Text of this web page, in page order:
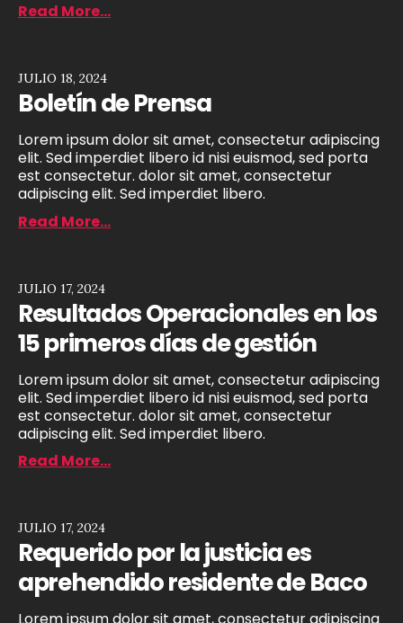
Read More...
Boletín de Prensa
Lorem ipsum dolor sit amet, consectetur adipiscing
elit. Sed imperdiet libero id nisi euismod, sed porta
est consectetur. dolor sit amet, consectetur
adipiscing elit. Sed imperdiet libero.
JULIO 18, 2024
Read More...
Resultados Operacionales en los
15 primeros días de gestión
Lorem ipsum dolor sit amet, consectetur adipiscing
elit. Sed imperdiet libero id nisi euismod, sed porta
est consectetur. dolor sit amet, consectetur
adipiscing elit. Sed imperdiet libero.
JULIO 17, 2024
Read More...
Requerido por la justicia es
aprehendido residente de Baco
JULIO 17, 2024